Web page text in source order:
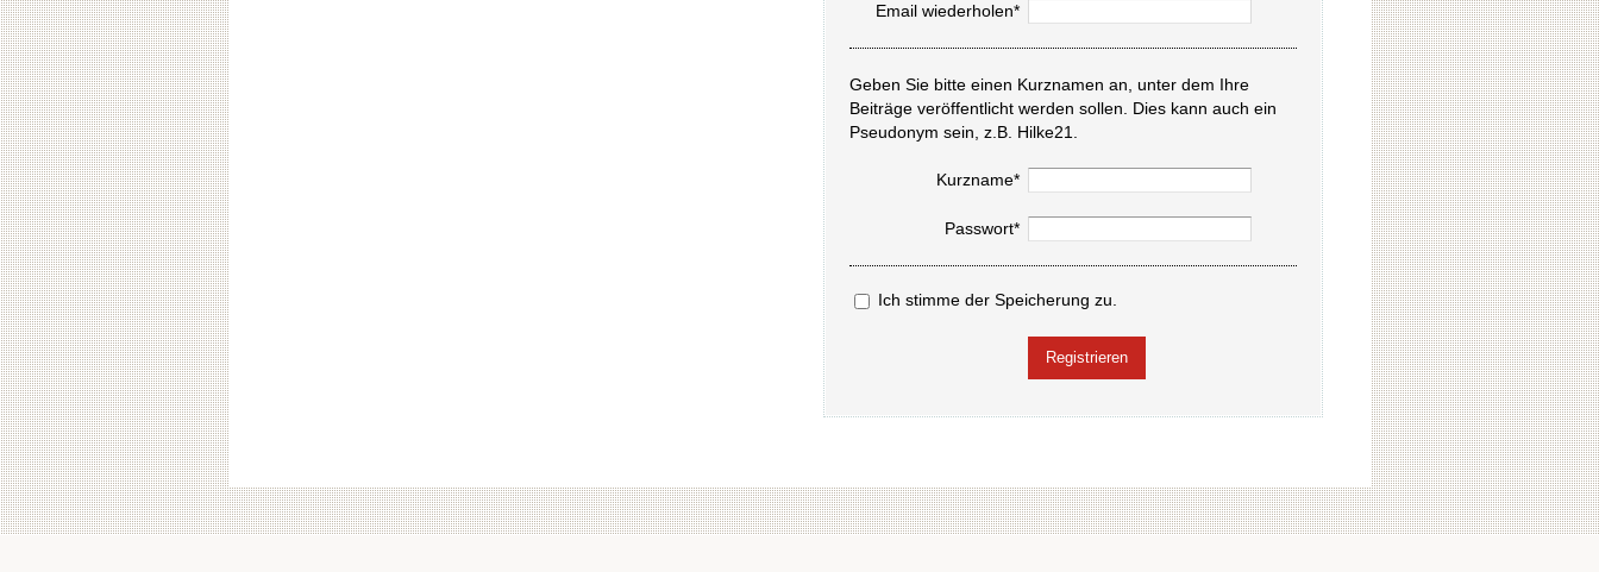
Email wiederholen*
Geben Sie bitte einen Kurznamen an, unter dem Ihre
Beiträge veröffentlicht werden sollen. Dies kann auch ein
Pseudonym sein, z.B. Hilke21.
Kurzname*
Passwort*
Ich stimme der Speicherung zu.